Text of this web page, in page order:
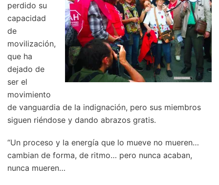
perdido su
capacidad
de
movilización,
que ha
dejado de
ser el
movimiento
de vanguardia de la indignación, pero sus miembros
siguen riéndose y dando abrazos gratis.
“Un proceso y la energía que lo mueve no mueren…
cambian de forma, de ritmo… pero nunca acaban,
nunca mueren…